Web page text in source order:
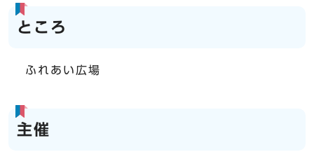
ところ
ふれあい広場
主催